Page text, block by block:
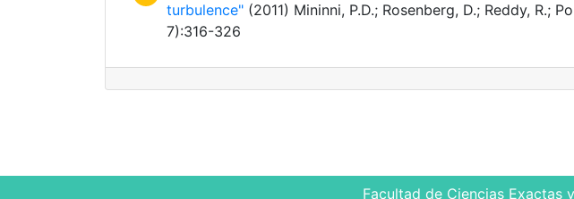
turbulence" (2011) Mininni, P.D.; Rosenberg, D.; Reddy, R.;
7):316-326
Facultad de Ciencias Exactas